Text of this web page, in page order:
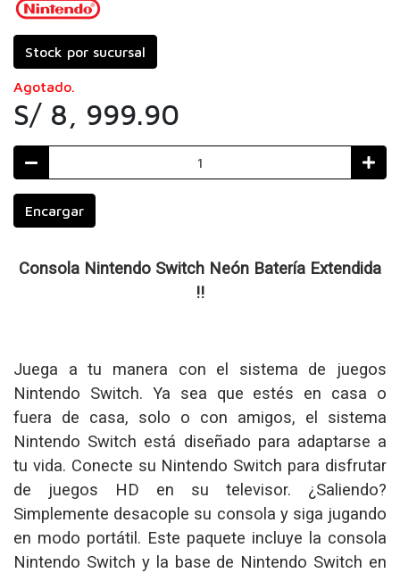
Stock por sucursal
Agotado.
S/ 8, 999.90
Encargar
Consola Nintendo Switch Neón Batería Extendida
!!
Juega a tu manera con el sistema de juegos
Nintendo Switch. Ya sea que estés en casa o
fuera de casa, solo o con amigos, el sistema
Nintendo Switch está diseñado para adaptarse a
tu vida. Conecte su Nintendo Switch para disfrutar
de juegos HD en su televisor. ¿Saliendo?
Simplemente desacople su consola y siga jugando
en modo portátil. Este paquete incluye la consola
Nintendo Switch y la base de Nintendo Switch en